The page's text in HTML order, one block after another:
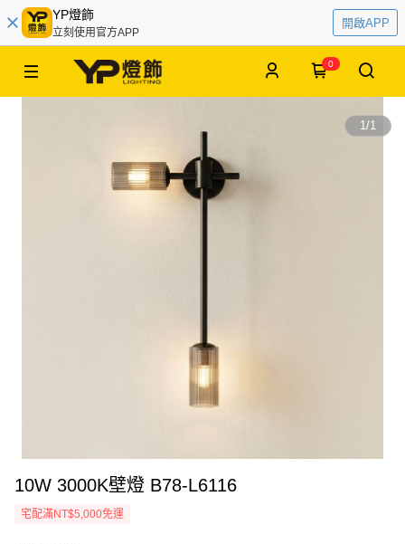
YP燈飾
立刻使用官方APP
開啟APP
0
1/1
10W 3000K壁燈 B78-L6116
宅配滿NT$5,000免運